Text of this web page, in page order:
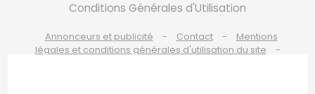
Conditions Générales d'Utilisation
Annonceurs et publicité Contact
Mentions
légales et conditions générales d'utilisation du site